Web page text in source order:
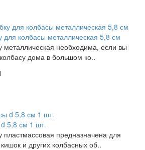
для колбасы металлическая 5,8 см
металлическая необходима, если вы
дома в большом ко..
5,8 см 1 шт.
пластмассовая предназначена для
и других колбасных об..